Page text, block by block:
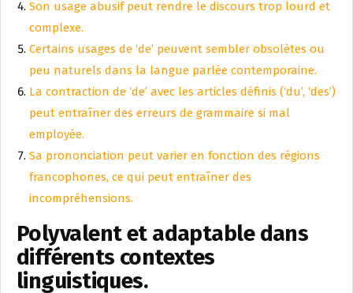
Son usage abusif peut rendre le discours trop lourd et
complexe.
Certains usages de ‘de’ peuvent sembler obsolètes ou
peu naturels dans la langue parlée contemporaine.
La contraction de ‘de’ avec les articles définis (‘du’, ‘des’)
peut entraîner des erreurs de grammaire si mal
employée.
Sa prononciation peut varier en fonction des régions
francophones, ce qui peut entraîner des
incompréhensions.
Polyvalent et adaptable dans
différents contextes
linguistiques.